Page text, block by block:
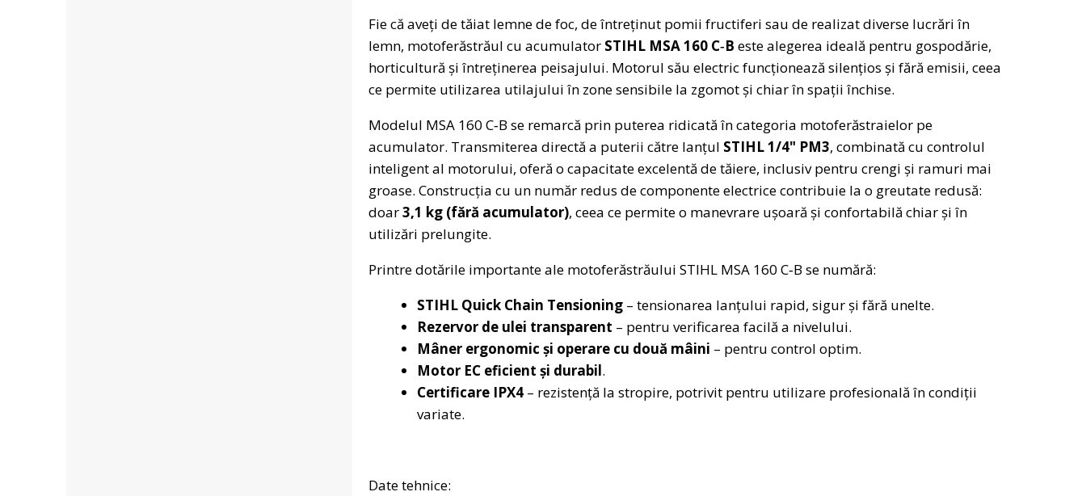
Fie că aveți de tăiat lemne de foc, de întreținut pomii fructiferi sau de realizat diverse lucrări în
lemn, motoferăstrăul cu acumulator STIHL MSA 160 C‑B este alegerea ideală pentru gospodărie,
horticultură și întreținerea peisajului. Motorul său electric funcționează silențios și fără emisii, ceea
ce permite utilizarea utilajului în zone sensibile la zgomot și chiar în spații închise.
Modelul MSA 160 C‑B se remarcă prin puterea ridicată în categoria motoferăstraielor pe
acumulator. Transmiterea directă a puterii către lanțul STIHL 1/4" PM3, combinată cu controlul
inteligent al motorului, oferă o capacitate excelentă de tăiere, inclusiv pentru crengi și ramuri mai
groase. Construcția cu un număr redus de componente electrice contribuie la o greutate redusă:
doar3,1 kg (fără acumulator), ceea ce permite o manevrare ușoară și confortabilă chiar și în
utilizări prelungite.
Printre dotările importante ale motoferăstrăului STIHL MSA 160 C‑B se numără:
STIHL Quick Chain Tensioning – tensionarea lanțului rapid, sigur și fără unelte.
Rezervor de ulei transparent – pentru verificarea facilă a nivelului.
Mâner ergonomic și operare cu două mâini – pentru control optim.
Motor EC eficient și durabil.
Certificare IPX4 – rezistență la stropire, potrivit pentru utilizare profesională în condiții
variate.
Date tehnice: